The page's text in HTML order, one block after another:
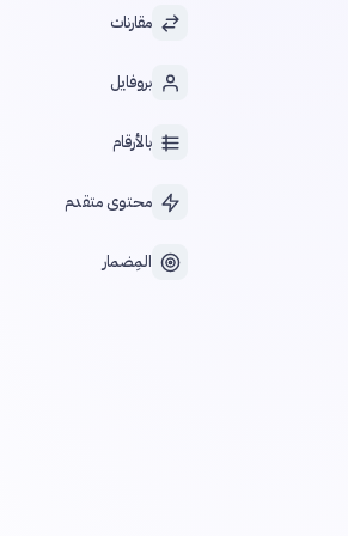
مقارنات
بروفايل
بالأرقام
محتوى متقدم
المِضمار